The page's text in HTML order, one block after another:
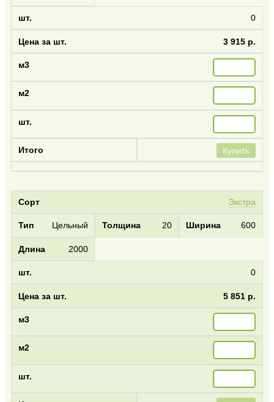
0
3 915 р.
Купить
Экстра
Цельный 20 600
2000
0
5 851 р.